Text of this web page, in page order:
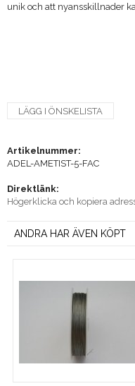
unik och att nyansskillnader
LÄGG I ÖNSKELISTA
Artikelnummer:
ADEL-AMETIST-5-FAC
Direktlänk:
Högerklicka och kopiera
ANDRA HAR ÄVEN KÖPT